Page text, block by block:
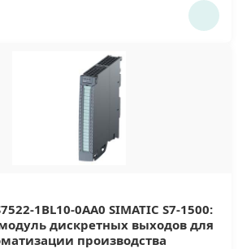
1BL10-0AA0 SIMATIC S7-1500:
дискретных выходов для
производства